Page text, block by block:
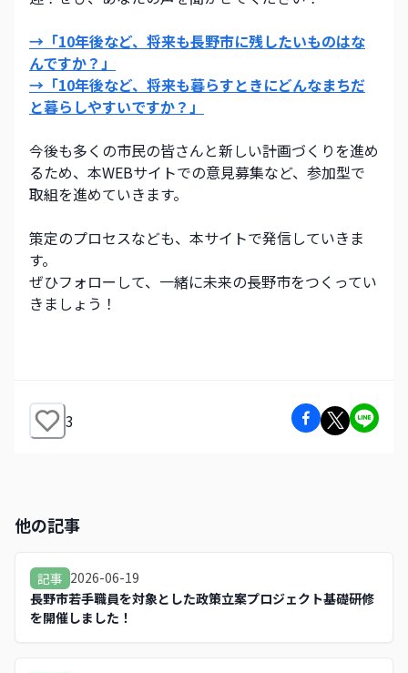
→「10年後など、将来も長野市に残したいものはな
んですか？」
→「10年後など、将来も暮らすときにどんなまちだ
と暮らしやすいですか？」
今後も多くの市民の皆さんと新しい計画づくりを進め
るため、本WEBサイトでの意見募集など、参加型で
取組を進めていきます。
策定のプロセスなども、本サイトで発信していきま
す。
ぜひフォローして、一緒に未来の長野市をつくってい
きましょう！
3
他の記事
記事 2026-06-19
長野市若手職員を対象とした政策立案プロジェクト基礎研修
を開催しました！